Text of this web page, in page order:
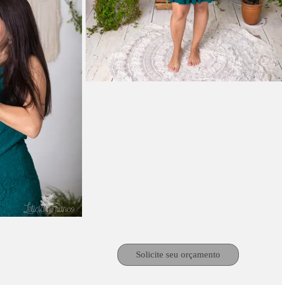
Solicite seu orçamento